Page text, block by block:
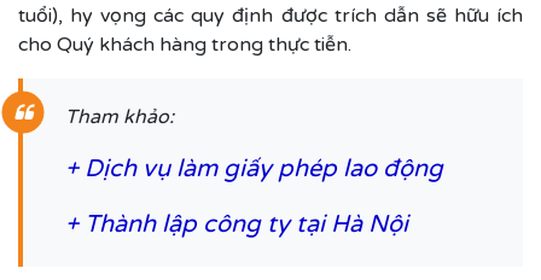
tuổi), hy vọng các quy định được trích dẫn sẽ hữu ích
cho Quý khách hàng trong thực tiễn.
Tham khảo:
+ Dịch vụ làm giấy phép lao động
+ Thành lập công ty tại Hà Nội